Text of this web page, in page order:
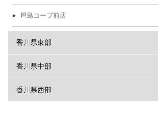
屋島コープ前店
香川県東部
香川県中部
香川県西部